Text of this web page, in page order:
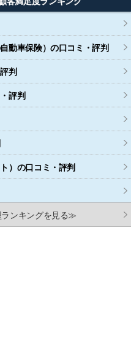
動車保険）の口コミ・評判
判
評判
） の口コミ・評判
ランキングを見る≫